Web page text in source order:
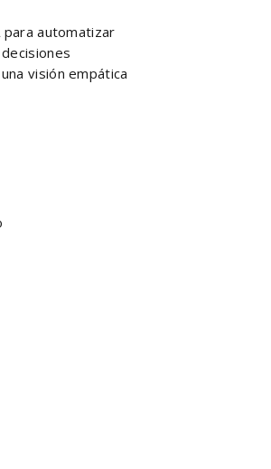
automatizar
visión empática